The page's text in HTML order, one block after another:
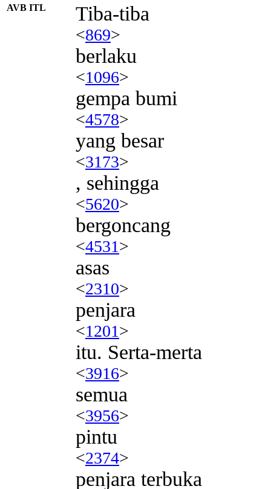
AVB ITL Tiba-tiba
<869>
berlaku
<1096>
gempa bumi
<4578>
yang besar
<3173>
, sehingga
<5620>
bergoncang
<4531>
asas
<2310>
penjara
<1201>
itu. Serta-merta
<3916>
semua
<3956>
pintu
<2374>
penjara terbuka